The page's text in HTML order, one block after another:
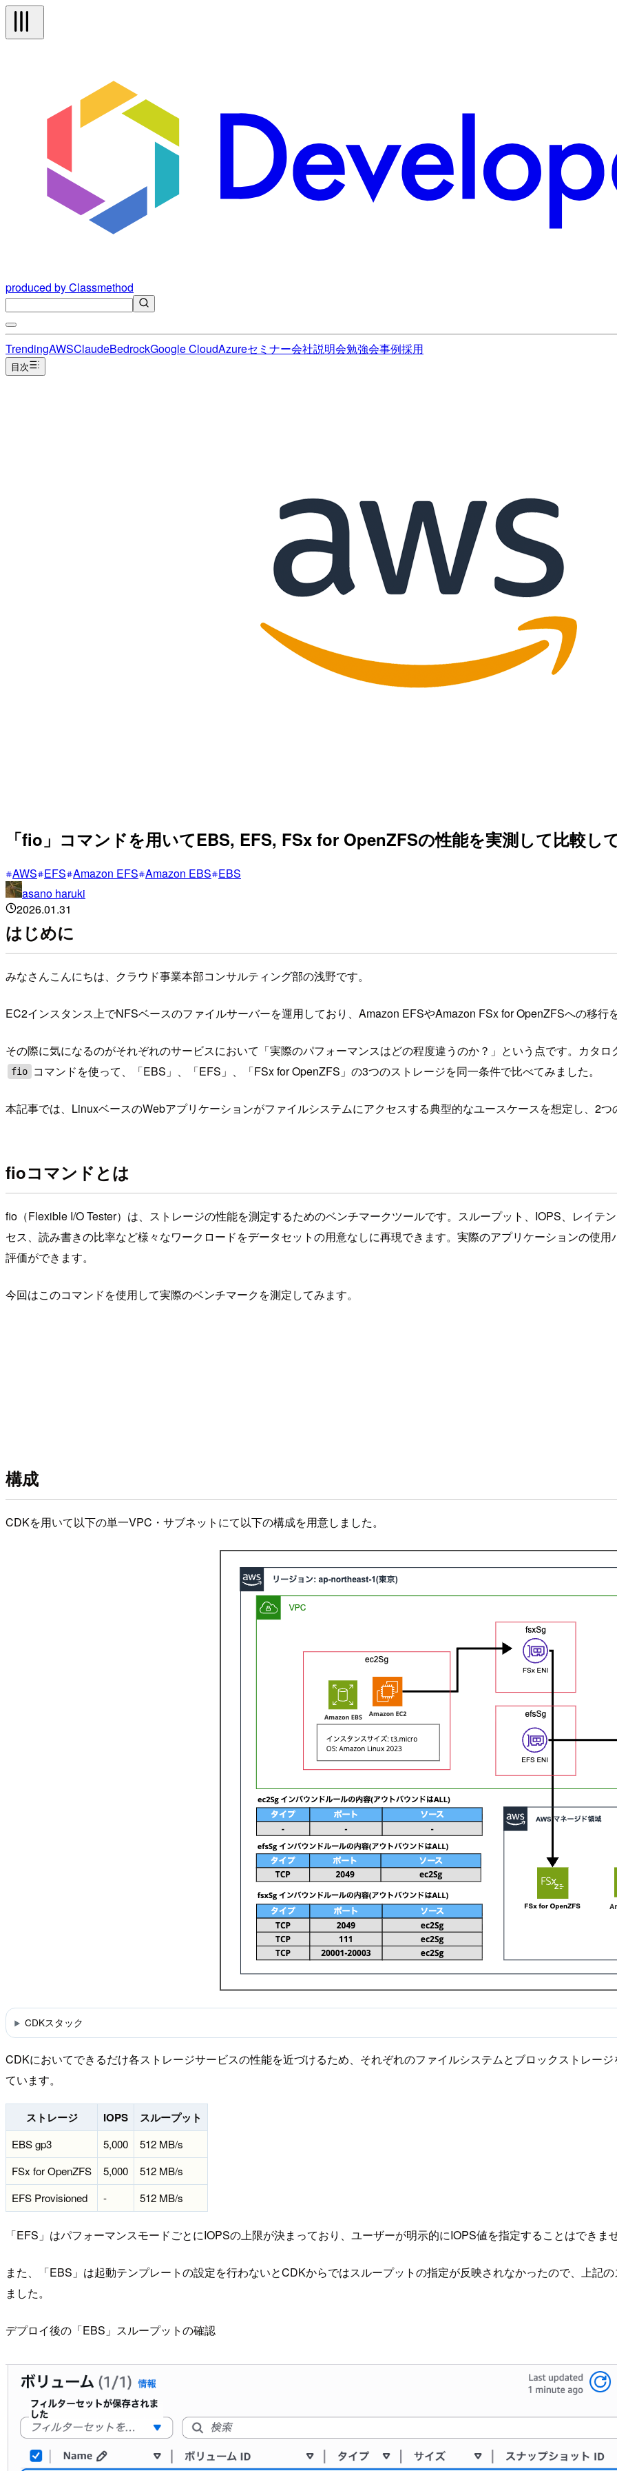
produced by Classmethod
TrendingAWSClaudeBedrockGoogle CloudAzureセミナー会社説明会勉強会事例採用
目次
「fio」コマンドを用いてEBS, EFS, FSx for OpenZFSの性能を実測して比較し
AWS EFS Amazon EFS Amazon EBS EBS
asano haruki
2026.01.31
はじめに
みなさんこんにちは、クラウド事業本部コンサルティング部の浅野です。
EC2インスタンス上でNFSベースのファイルサーバーを運用しており、Amazon EFSやAmazon FSx for OpenZFSへの移行
その際に気になるのがそれぞれのサービスにおいて「実際のパフォーマンスはどの程度違うのか？」という点です。カタ
fio コマンドを使って、「EBS」、「EFS」、「FSx for OpenZFS」の3つのストレージを同一条件で比べてみました。
本記事では、LinuxベースのWebアプリケーションがファイルシステムにアクセスする典型的なユースケースを想定し、2
fioコマンドとは
fio（Flexible I/O Tester）は、ストレージの性能を測定するためのベンチマークツールです。スループット、IOPS、レイテ
セス、読み書きの比率など様々なワークロードをデータセットの用意なしに再現できます。実際のアプリケーションの使
評価ができます。
今回はこのコマンドを使用して実際のベンチマークを測定してみます。
構成
CDKを用いて以下の単一VPC・サブネットにて以下の構成を用意しました。
CDKスタック
CDKにおいてできるだけ各ストレージサービスの性能を近づけるため、それぞれのファイルシステムとブロックストレー
ています。
ストレージ IOPS スループット
EBS gp3 5,000
512 MB/s
FSx for OpenZFS
5,000
512 MB/s
EFS Provisioned
- 512 MB/s
「EFS」はパフォーマンスモードごとにIOPSの上限が決まっており、ユーザーが明示的にIOPS値を指定することはでき
また、「EBS」は起動テンプレートの設定を行わないとCDKからではスループットの指定が反映されなかったので、上記
ました。
デプロイ後の「EBS」スループットの確認